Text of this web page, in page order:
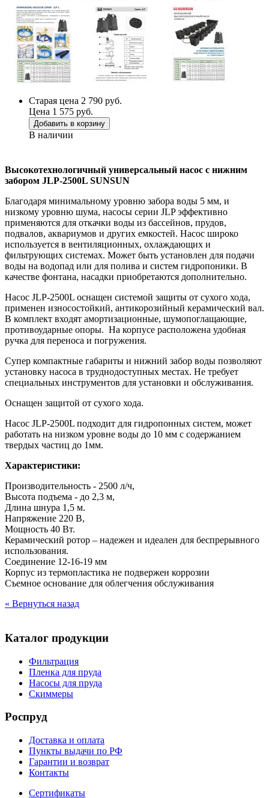
Старая цена 2 790 руб.
Цена 1 575 руб.
Добавить в корзину
В наличии
Высокотехнологичный универсальный насос с нижним
забором JLP-2500L SUNSUN
Благодаря минимальному уровню забора воды 5 мм, и
низкому уровню шума, насосы серии JLP эффективно
применяются для откачки воды из бассейнов, прудов,
подвалов, аквариумов и других емкостей. Насос широко
используется в вентиляционных, охлаждающих и
фильтрующих системах. Может быть установлен для подачи
воды на водопад или для полива и систем гидропоники. В
качестве фонтана, насадки приобретаются дополнительно.
Насос JLP-2500L оснащен системой защиты от сухого хода,
применен износостойкий, антикорозийный керамический вал.
В комплект входят амортизационные, шумопоглащающие,
противоударные опоры. На корпусе расположена удобная
ручка для переноса и погружения.
Супер компактные габариты и нижний забор воды позволяют
установку насоса в труднодоступных местах. Не требует
специальных инструментов для установки и обслуживания.
Оснащен защитой от сухого хода.
Насос JLP-2500L подходит для гидропонных систем, может
работать на низком уровне воды до 10 мм с содержанием
твердых частиц до 1мм.
Характеристики:
Производительность - 2500 л/ч,
Высота подъема - до 2,3 м,
Длина шнура 1,5 м.
Напряжение 220 В,
Мощность 40 Вт.
Керамический ротор – надежен и идеален для беспрерывного
использования.
Соединение 12-16-19 мм
Корпус из термопластика не подвержен коррозии
Съемное основание для облегчения обслуживания
« Вернуться назад
Каталог продукции
Фильтрация
Пленка для пруда
Насосы для пруда
Скиммеры
Роспруд
Доставка и оплата
Пункты выдачи по РФ
Гарантии и возврат
Контакты
Сертификаты